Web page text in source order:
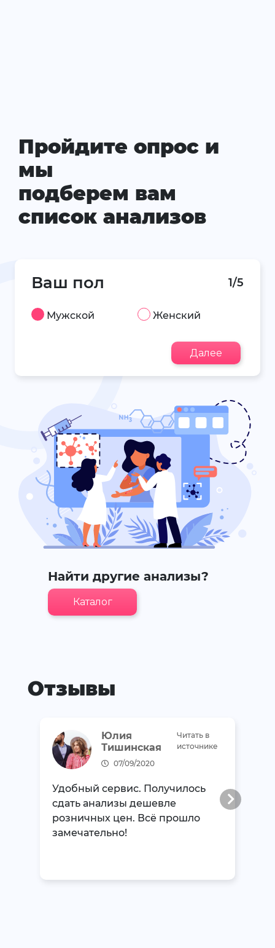
Пройдите опрос и
мы
подберем вам
список анализов
Ваш пол 1/5
Мужской Женский
Далее
Найти другие анализы?
Каталог
Отзывы
Юлия
Тишинская
07/09/2020
Читать в
источнике
Удобный сервис. Получилось
сдать анализы дешевле
розничных цен. Всё прошло
замечательно!